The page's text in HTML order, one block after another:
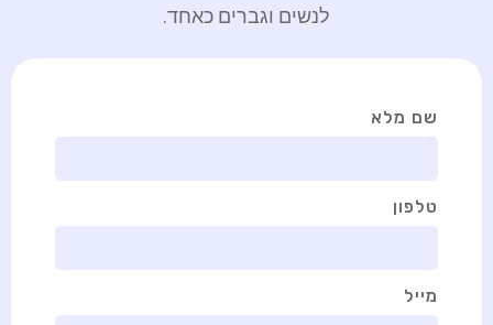
לנשים וגברים כאחד.
שם מלא
טלפון
מייל